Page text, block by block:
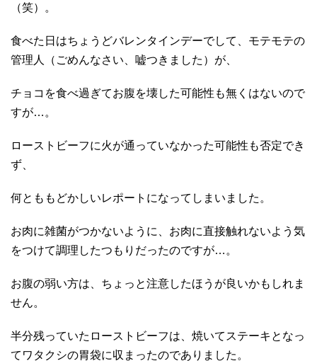
（笑）。
食べた日はちょうどバレンタインデーでして、モテモテの
管理人（ごめんなさい、嘘つきました）が、
チョコを食べ過ぎてお腹を壊した可能性も無くはないので
すが…。
ローストビーフに火が通っていなかった可能性も否定でき
ず、
何とももどかしいレポートになってしまいました。
お肉に雑菌がつかないように、お肉に直接触れないよう気
をつけて調理したつもりだったのですが…。
お腹の弱い方は、ちょっと注意したほうが良いかもしれま
せん。
半分残っていたローストビーフは、焼いてステーキとなっ
てワタクシの胃袋に収まったのでありました。